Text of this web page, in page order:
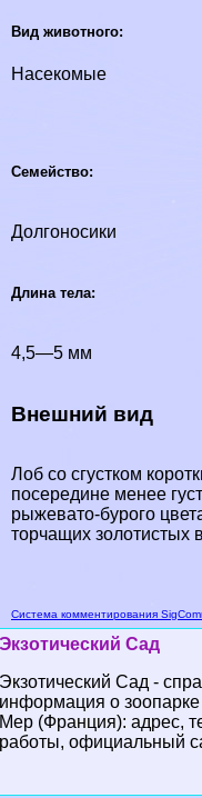
Вид животного:
Насекомые
Семейство:
Долгоносики
Длина тела:
4,5—5 мм
Внешний вид
Лоб со сгустком
посередине менее
рыжевато-бурого
торчащих золотистых
Система комментирования
Экзотический Сад
Экзотический Сад -
информация о
Мер (Франция): адрес,
работы, официальный